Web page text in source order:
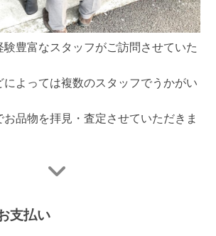
験豊富なスタッフがご訪問させていた
によっては複数のスタッフでうかがい
品物を拝見・査定させていただきま
支払い